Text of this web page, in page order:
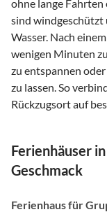
ohne lange Fahrten
sind windgeschützt
Wasser. Nach
wenigen Minuten
zu entspannen
zu lassen. So
Rückzugsort auf
Ferienhäuser
Geschmack
Ferienhaus für